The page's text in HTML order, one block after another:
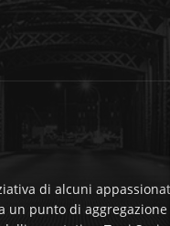
di alcuni appassionati,
un punto di